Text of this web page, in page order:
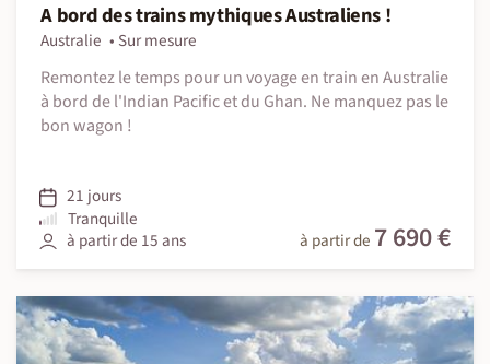
A bord des trains mythiques Australiens !
Australie
Sur mesure
Remontez le temps pour un voyage en train en Australie
à bord de l'Indian Pacific et du Ghan. Ne manquez pas le
bon wagon !
21 jours
Tranquille
à partir de 15 ans
à partir de 7 690 €